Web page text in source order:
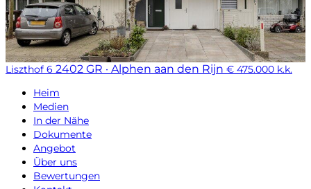
Liszthof 6 2402 GR · Alphen aan den Rijn € 475.000 k.k.
Heim
Medien
In der Nähe
Dokumente
Angebot
Über uns
Bewertungen